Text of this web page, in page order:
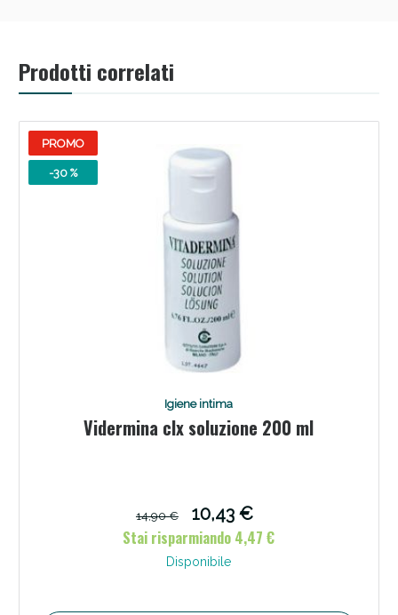
Prodotti correlati
PROMO
-30 %
Igiene intima
Vidermina clx soluzione 200 ml
14,90 €
10,43 €
Stai risparmiando 4,47 €
Disponibile
Benessere Intestinale: Sconto fino al 55% valido
oggi!
Scopri le offerte di Oggi